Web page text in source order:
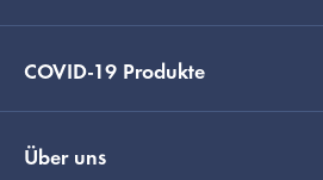
COVID-19 Produkte
Über uns